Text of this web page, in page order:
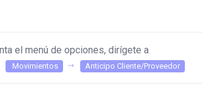
el menú de opciones, dirígete a
Movimientos Anticipo Cliente/Proveedor